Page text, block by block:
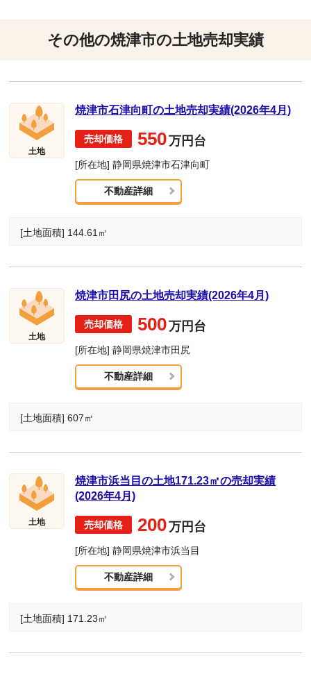
その他の焼津市の土地売却実績
土地
焼津市石津向町の土地売却実績(2026年4月)
550万円台
[所在地] 静岡県焼津市石津向町
不動産詳細
[土地面積] 144.61㎡
土地
焼津市田尻の土地売却実績(2026年4月)
500万円台
[所在地] 静岡県焼津市田尻
不動産詳細
[土地面積] 607㎡
土地
焼津市浜当目の土地171.23㎡の売却実績
(2026年4月)
200万円台
[所在地] 静岡県焼津市浜当目
不動産詳細
[土地面積] 171.23㎡